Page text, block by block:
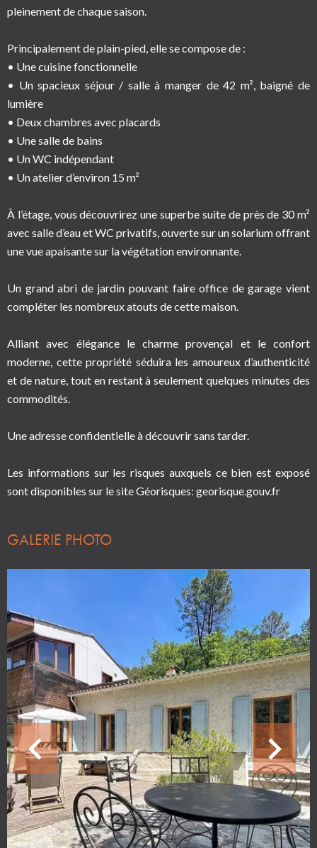
pleinement de chaque saison.
Principalement de plain-pied, elle se compose de :
• Une cuisine fonctionnelle
• Un spacieux séjour / salle à manger de 42 m², baigné de
lumière
• Deux chambres avec placards
• Une salle de bains
• Un WC indépendant
• Un atelier d’environ 15 m²
À l’étage, vous découvrirez une superbe suite de près de 30 m²
avec salle d’eau et WC privatifs, ouverte sur un solarium offrant
une vue apaisante sur la végétation environnante.
Un grand abri de jardin pouvant faire office de garage vient
compléter les nombreux atouts de cette maison.
Alliant avec élégance le charme provençal et le confort
moderne, cette propriété séduira les amoureux d’authenticité
et de nature, tout en restant à seulement quelques minutes des
commodités.
Une adresse confidentielle à découvrir sans tarder.
Les informations sur les risques auxquels ce bien est exposé
sont disponibles sur le site Géorisques: georisque.gouv.fr
GALERIE PHOTO